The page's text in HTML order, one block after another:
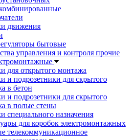
движения
бытовые
управления и контроля прочие
для открытого монтажа
и подрозетники для скрытого
в бетон
и подрозетники для скрытого
в полые стены
специального назначения
для коробок электромонтажных
телекоммуникационное